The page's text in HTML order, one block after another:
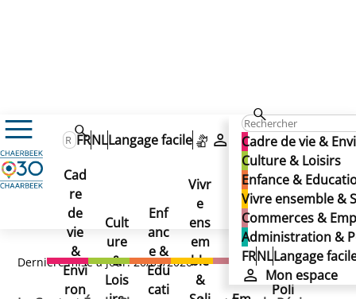
Cadre de vie &
Culture & Loisirs
Enfance &
Vivre ensemble &
Commerces &
Administration &
FRNLLangage
Mon espace
FRNLLangage facile
Mon espace
Cad
re
de
vie
&
Envi
ron
Cult
ure
&
Lois
Enf
anc
e &
Edu
cati
Vivr
e
ens
em
ble
&
Co
mm
erc
es
&
Ad
min
istr
atio
n &
Poli
Enfance & Education
Enseignement
Contrats écoles
Contrat école Champagnat
Contrat école
Champagnat
Contrat école Champagnat
Dernière mise à jour: 20/05/2026